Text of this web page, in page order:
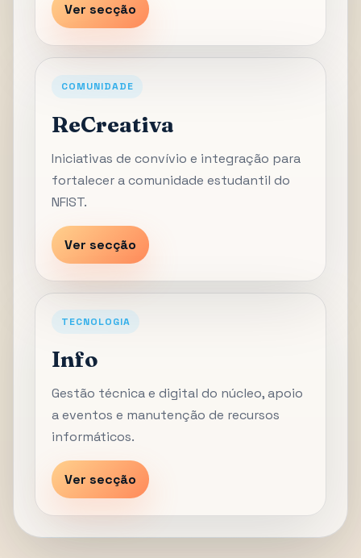
Ver secção
COMUNIDADE
ReCreativa
Iniciativas de convívio e integração para
fortalecer a comunidade estudantil do
NFIST.
Ver secção
TECNOLOGIA
Info
Gestão técnica e digital do núcleo, apoio
a eventos e manutenção de recursos
informáticos.
Ver secção